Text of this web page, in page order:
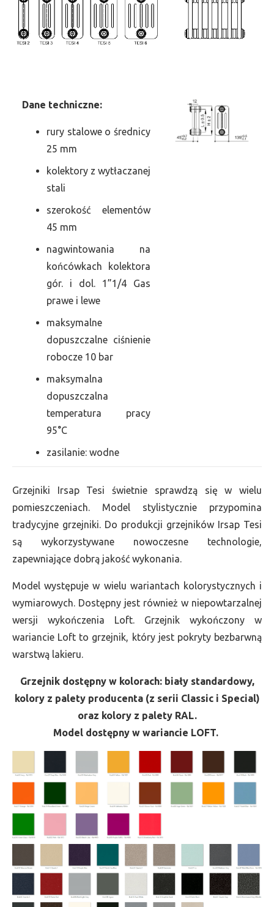
Dane techniczne:
rury stalowe o średnicy
25 mm
kolektory z wytłaczanej
stali
szerokość elementów
45 mm
nagwintowania na
końcówkach kolektora
gór. i dol. 1”1/4 Gas
prawe i lewe
maksymalne
dopuszczalne ciśnienie
robocze 10 bar
maksymalna
dopuszczalna
temperatura pracy
95°C
zasilanie: wodne
Grzejniki Irsap Tesi świetnie sprawdzą się w wielu
pomieszczeniach. Model stylistycznie przypomina
tradycyjne grzejniki. Do produkcji grzejników Irsap Tesi
są wykorzystywane nowoczesne technologie,
zapewniające dobrą jakość wykonania.
Model występuje w wielu wariantach kolorystycznych i
wymiarowych. Dostępny jest również w niepowtarzalnej
wersji wykończenia Loft. Grzejnik wykończony w
wariancie Loft to grzejnik, który jest pokryty bezbarwną
warstwą lakieru.
Grzejnik dostępny w kolorach: biały standardowy,
kolory z palety producenta (z serii Classic i Special)
oraz kolory z palety RAL.
Model dostępny w wariancie LOFT.